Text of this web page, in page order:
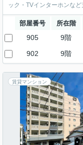
ック・TVインターホンな
部屋番号 所在階
905 9階
902
9階
賃貸マンション